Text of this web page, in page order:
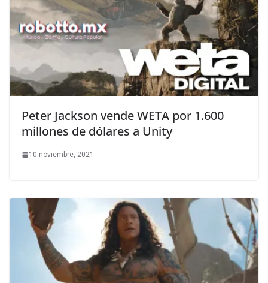
Peter Jackson vende WETA por 1.600
millones de dólares a Unity
10 noviembre, 2021